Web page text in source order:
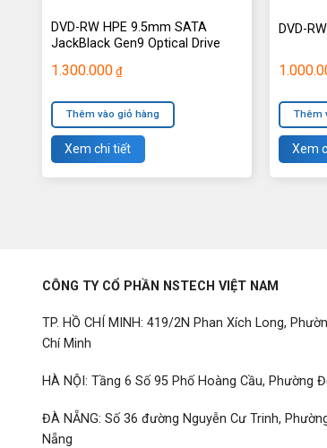
DVD-RW HPE 9.5mm SATA
JackBlack Gen9 Optical Drive
1.300.000 ₫
Thêm vào giỏ hàng
Xem chi tiết
DVD-
Thêm
Xem
CÔNG TY CỔ PHẦN NSTECH VIỆT NAM
TP. HỒ CHÍ MINH: 419/2N Phan Xích Long,
Chí Minh
HÀ NỘI: Tầng 6 Số 95 Phố Hoàng Cầu, Phường
ĐÀ NẴNG: Số 36 đường Nguyễn Cư Trinh,
Nẵng